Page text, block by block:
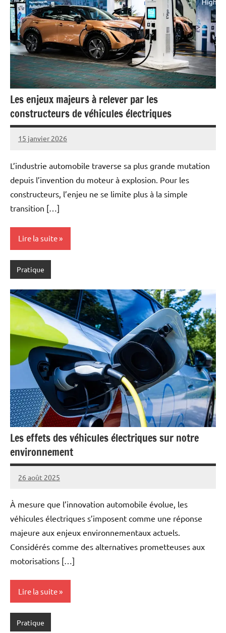
Les enjeux majeurs à relever par les
constructeurs de véhicules électriques
15 janvier 2026
Marise
Aucun
L’industrie automobile traverse sa plus grande mutation
depuis l’invention du moteur à explosion. Pour les
constructeurs, l’enjeu ne se limite plus à la simple
transition […]
Lire la suite
Pratique
Les effets des véhicules électriques sur notre
environnement
26 août 2025
Marise
Aucun
À mesure que l’innovation automobile évolue, les
véhicules électriques s’imposent comme une réponse
majeure aux enjeux environnementaux actuels.
Considérés comme des alternatives prometteuses aux
motorisations […]
Lire la suite
Pratique